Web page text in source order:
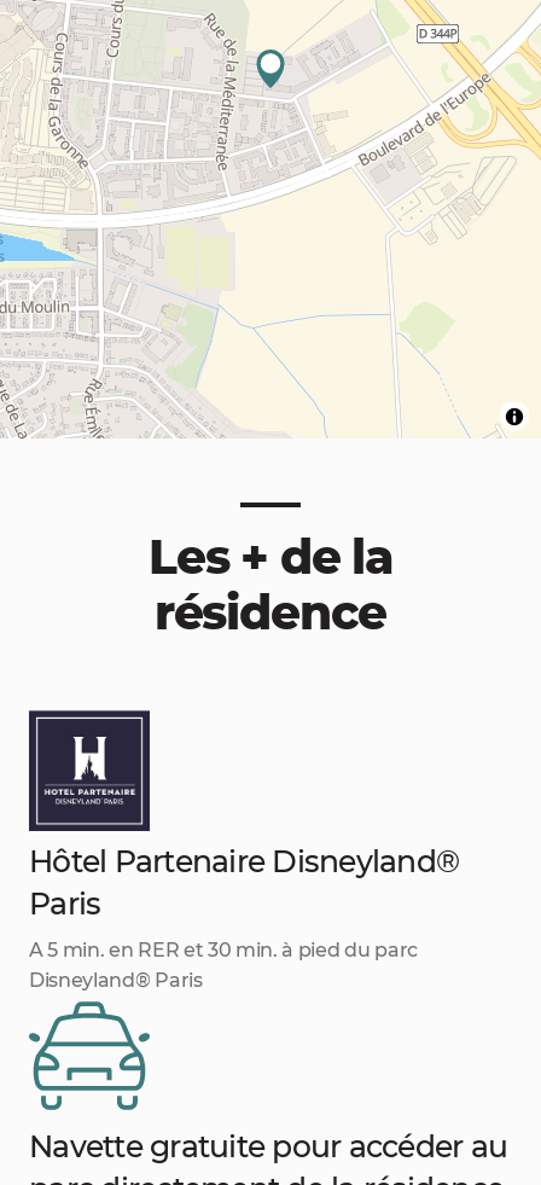
Les + de la
résidence
Hôtel Partenaire Disneyland®
Paris
A 5 min. en RER et 30 min. à pied du parc
Disneyland® Paris
Navette gratuite pour accéder au